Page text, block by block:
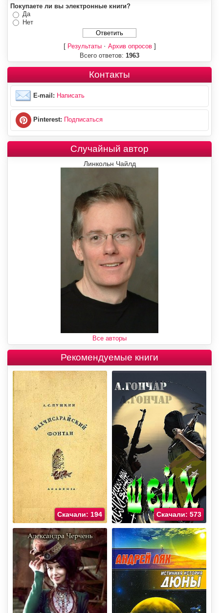
Покупаете ли вы электронные книги?
Да
Нет
[ Результаты· Архив опросов]
Всего ответов: 1963
Контакты
E-mail: Написать
Pinterest: Подписаться
Случайный автор
Линкольн Чайлд
Все авторы
Рекомендуемые книги
Скачали: 194 Скачали: 573